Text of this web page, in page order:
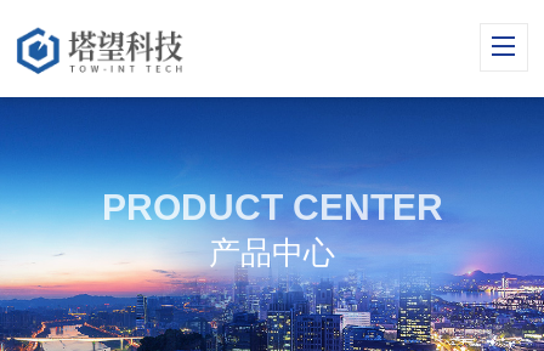
PRODUCT CENTER
产品中心